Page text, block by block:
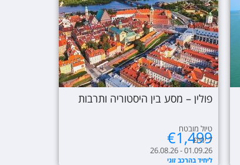
פולין – מסע בין היסטוריה ותרבות
€1,499
ליחיד בהרכב זוגי
טיול מובטח
26.08.26 - 01.09.26
7ימים